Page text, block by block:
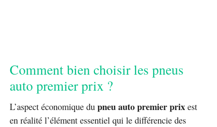
Comment bien choisir les pneus
auto premier prix ?
L’aspect économique du pneu auto premier prix est
en réalité l’élément essentiel qui le différencie des